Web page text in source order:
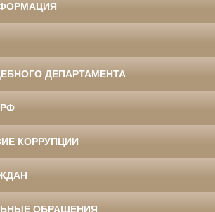
ДЕПАРТАМЕНТА
КОРРУПЦИИ
ОБРАЩЕНИЯ